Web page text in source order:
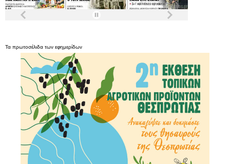
Τα πρωτοσέλιδα των εφημερίδων